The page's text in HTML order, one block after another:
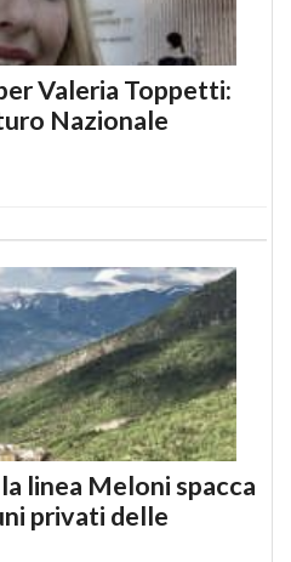
Valeria Toppetti:
Nazionale
linea Meloni spacca
privati delle